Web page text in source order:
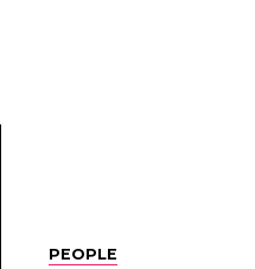
PEOPLE